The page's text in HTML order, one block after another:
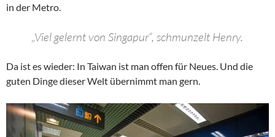
in der Metro.
„Viel gelernt von Singapur“, schmunzelt Henry.
Da ist es wieder: In Taiwan ist man offen für Neues. Und die
guten Dinge dieser Welt übernimmt man gern.